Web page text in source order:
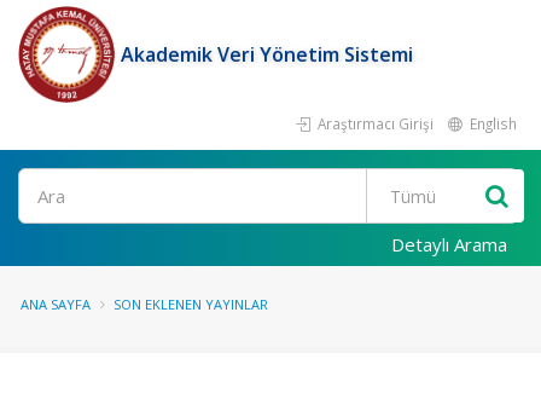
Akademik Veri Yönetim Sistemi
Araştırmacı Girişi English
Ara
Detaylı Arama
ANA SAYFA SON EKLENEN YAYINLAR